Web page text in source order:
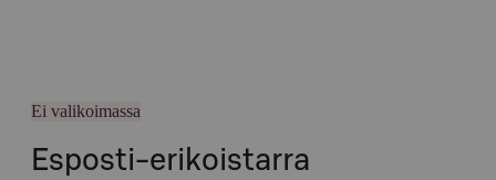
Ei valikoimassa
Esposti-erikoistarra